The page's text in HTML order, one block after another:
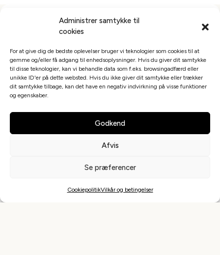
Administrer samtykke til
cookies
For at give dig de bedste oplevelser bruger vi teknologier som cookies til at
gemme og/eller få adgang til enhedsoplysninger. Hvis du giver dit samtykke
til disse teknologier, kan vi behandle data som f.eks. browsingadfærd eller
unikke ID'er på dette websted. Hvis du ikke giver dit samtykke eller trækker
dit samtykke tilbage, kan det have en negativ indvirkning på visse funktioner
og egenskaber.
Godkend
Afvis
Se præferencer
CookiepolitikVilkår og betingelser
Saunagus